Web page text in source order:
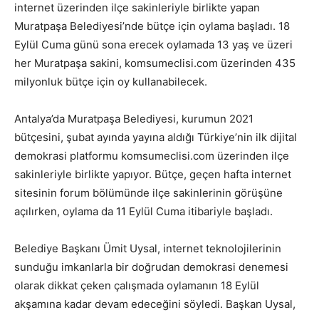
internet üzerinden ilçe sakinleriyle birlikte yapan
Muratpaşa Belediyesi’nde bütçe için oylama başladı. 18
Eylül Cuma günü sona erecek oylamada 13 yaş ve üzeri
her Muratpaşa sakini, komsumeclisi.com üzerinden 435
milyonluk bütçe için oy kullanabilecek.
Antalya’da Muratpaşa Belediyesi, kurumun 2021
bütçesini, şubat ayında yayına aldığı Türkiye’nin ilk dijital
demokrasi platformu komsumeclisi.com üzerinden ilçe
sakinleriyle birlikte yapıyor. Bütçe, geçen hafta internet
sitesinin forum bölümünde ilçe sakinlerinin görüşüne
açılırken, oylama da 11 Eylül Cuma itibariyle başladı.
Belediye Başkanı Ümit Uysal, internet teknolojilerinin
sunduğu imkanlarla bir doğrudan demokrasi denemesi
olarak dikkat çeken çalışmada oylamanın 18 Eylül
akşamına kadar devam edeceğini söyledi. Başkan Uysal,